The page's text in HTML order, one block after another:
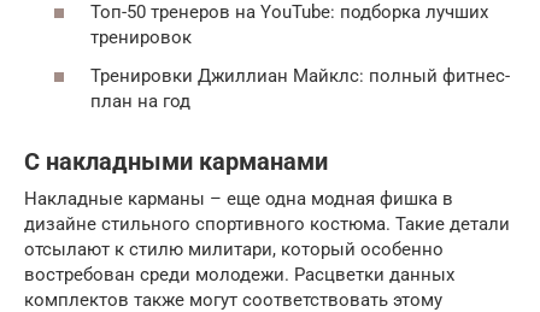
Топ-50 тренеров на YouTube: подборка лучших
тренировок
Тренировки Джиллиан Майклс: полный фитнес-
план на год
С накладными карманами
Накладные карманы – еще одна модная фишка в
дизайне стильного спортивного костюма. Такие детали
отсылают к стилю милитари, который особенно
востребован среди молодежи. Расцветки данных
комплектов также могут соответствовать этому